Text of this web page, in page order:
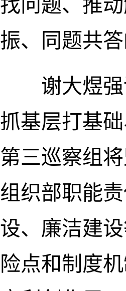
找问题、推
振、同题共
谢大煜
抓基层打基
第三巡察组
组织部职能
设、廉洁建
险点和制度